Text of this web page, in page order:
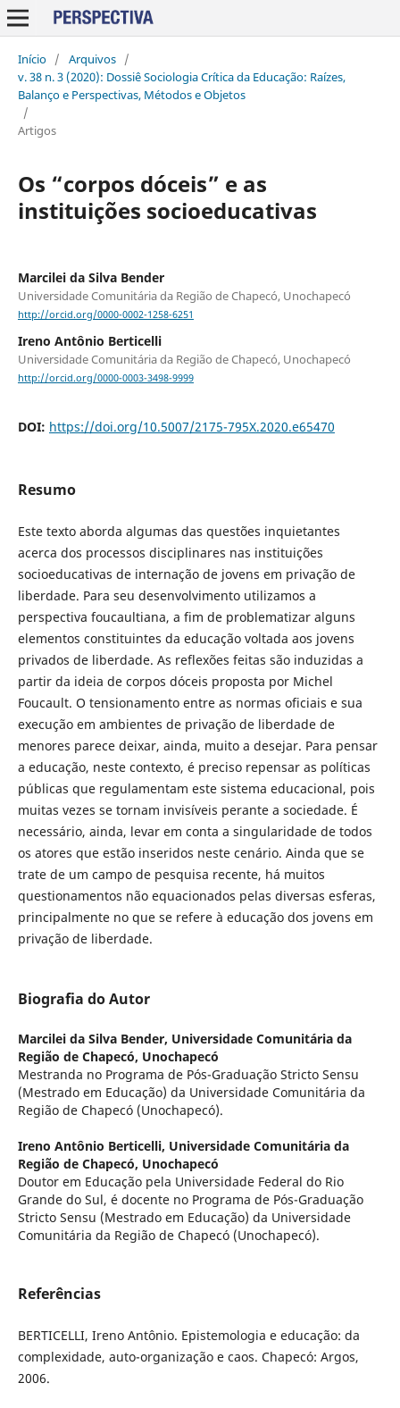
Início / Arquivos /
v. 38 n. 3 (2020): Dossiê Sociologia Crítica da Educação: Raízes,
Balanço e Perspectivas, Métodos e Objetos
/
Artigos
Os “corpos dóceis” e as
instituições socioeducativas
Marcilei da Silva Bender
Universidade Comunitária da Região de Chapecó, Unochapecó
http://orcid.org/0000-0002-1258-6251
Ireno Antônio Berticelli
Universidade Comunitária da Região de Chapecó, Unochapecó
http://orcid.org/0000-0003-3498-9999
DOI: https://doi.org/10.5007/2175-795X.2020.e65470
Resumo
Este texto aborda algumas das questões inquietantes
acerca dos processos disciplinares nas instituições
socioeducativas de internação de jovens em privação de
liberdade. Para seu desenvolvimento utilizamos a
perspectiva foucaultiana, a fim de problematizar alguns
elementos constituintes da educação voltada aos jovens
privados de liberdade. As reflexões feitas são induzidas a
partir da ideia de corpos dóceis proposta por Michel
Foucault. O tensionamento entre as normas oficiais e sua
execução em ambientes de privação de liberdade de
menores parece deixar, ainda, muito a desejar. Para pensar
a educação, neste contexto, é preciso repensar as políticas
públicas que regulamentam este sistema educacional, pois
muitas vezes se tornam invisíveis perante a sociedade. É
necessário, ainda, levar em conta a singularidade de todos
os atores que estão inseridos neste cenário. Ainda que se
trate de um campo de pesquisa recente, há muitos
questionamentos não equacionados pelas diversas esferas,
principalmente no que se refere à educação dos jovens em
privação de liberdade.
Biografia do Autor
Marcilei da Silva Bender, Universidade Comunitária da
Região de Chapecó, Unochapecó
Mestranda no Programa de Pós-Graduação Stricto Sensu
(Mestrado em Educação) da Universidade Comunitária da
Região de Chapecó (Unochapecó).
Ireno Antônio Berticelli, Universidade Comunitária da
Região de Chapecó, Unochapecó
Doutor em Educação pela Universidade Federal do Rio
Grande do Sul, é docente no Programa de Pós-Graduação
Stricto Sensu (Mestrado em Educação) da Universidade
Comunitária da Região de Chapecó (Unochapecó).
Referências
BERTICELLI, Ireno Antônio. Epistemologia e educação: da
complexidade, auto-organização e caos. Chapecó: Argos,
2006.